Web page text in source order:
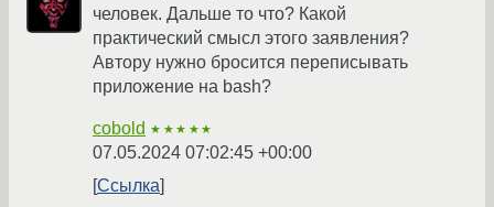
человек. Дальше то что? Какой
практический смысл этого заявления?
Автору нужно бросится переписывать
приложение на bash?
cobold ★★★★★
07.05.2024 07:02:45 +00:00
Ссылка